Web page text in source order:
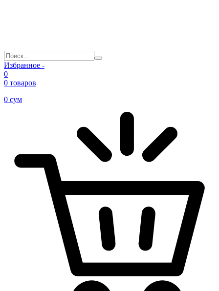
Избранное -
0
0 товаров
0 сум